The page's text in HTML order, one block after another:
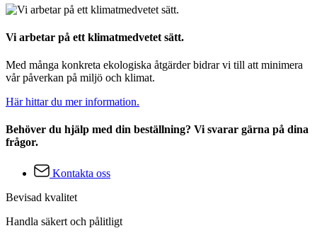
Vi arbetar på ett klimatmedvetet sätt.
Med många konkreta ekologiska åtgärder bidrar vi till att minimera
vår påverkan på miljö och klimat.
Här hittar du mer information.
Behöver du hjälp med din beställning? Vi svarar gärna på dina
frågor.
Kontakta oss
Bevisad kvalitet
Handla säkert och pålitligt